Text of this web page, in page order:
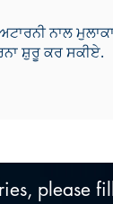
ਨਾਲ
ਸ਼ੁਰੂ ਕਰ ਸਕੀਏ.
please